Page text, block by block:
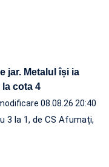
jar. Metalul își ia
cota 4
08.08.26 20:40
3 la 1, de CS Afumați,